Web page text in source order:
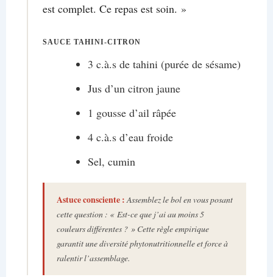
est complet. Ce repas est soin. »
SAUCE TAHINI-CITRON
3 c.à.s de tahini (purée de sésame)
Jus d’un citron jaune
1 gousse d’ail râpée
4 c.à.s d’eau froide
Sel, cumin
Astuce consciente :Assemblez le bol en vous posant
cette question : « Est-ce que j’ai au moins 5
couleurs différentes ? » Cette règle empirique
garantit une diversité phytonutritionnelle et force à
ralentir l’assemblage.